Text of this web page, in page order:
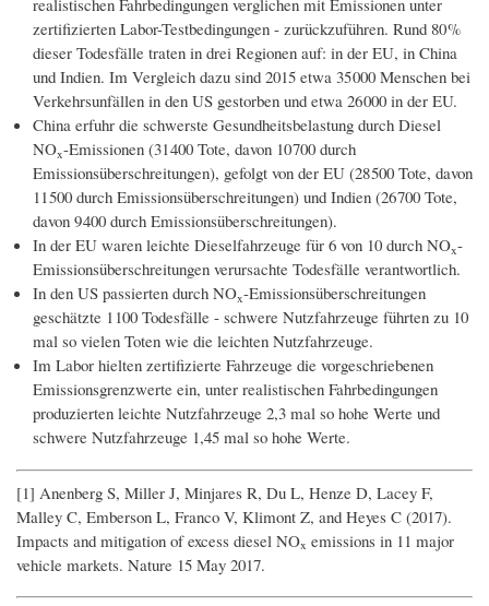
realistischen Fahrbedingungen verglichen mit Emissionen unter
zertifizierten Labor-Testbedingungen - zurückzuführen. Rund 80 %
dieser Todesfälle traten in drei Regionen auf: in der EU, in China
und Indien. Im Vergleich dazu sind 2015 etwa 35 000 Menschen bei
Verkehrsunfällen in den US gestorben und etwa 26 000 in der EU.
China erfuhr die schwerste Gesundheitsbelastung durch Diesel
NOx-Emissionen (31 400 Tote, davon 10 700 durch
Emissionsüberschreitungen), gefolgt von der EU (28 500 Tote, davon
11 500 durch Emissionsüberschreitungen) und Indien (26 700 Tote,
davon 9 400 durch Emissionsüberschreitungen).
In der EU waren leichte Dieselfahrzeuge für 6 von 10 durch NOx-
Emissionsüberschreitungen verursachte Todesfälle verantwortlich.
In den US passierten durch NOx-Emissionsüberschreitungen
geschätzte 1 100 Todesfälle - schwere Nutzfahrzeuge führten zu 10
mal so vielen Toten wie die leichten Nutzfahrzeuge.
Im Labor hielten zertifizierte Fahrzeuge die vorgeschriebenen
Emissionsgrenzwerte ein, unter realistischen Fahrbedingungen
produzierten leichte Nutzfahrzeuge 2,3 mal so hohe Werte und
schwere Nutzfahrzeuge 1,45 mal so hohe Werte.
[1] Anenberg S, Miller J, Minjares R, Du L, Henze D, Lacey F,
Malley C, Emberson L, Franco V, Klimont Z, and Heyes C (2017).
Impacts and mitigation of excess diesel NOx emissions in 11 major
vehicle markets. Nature 15 May 2017.